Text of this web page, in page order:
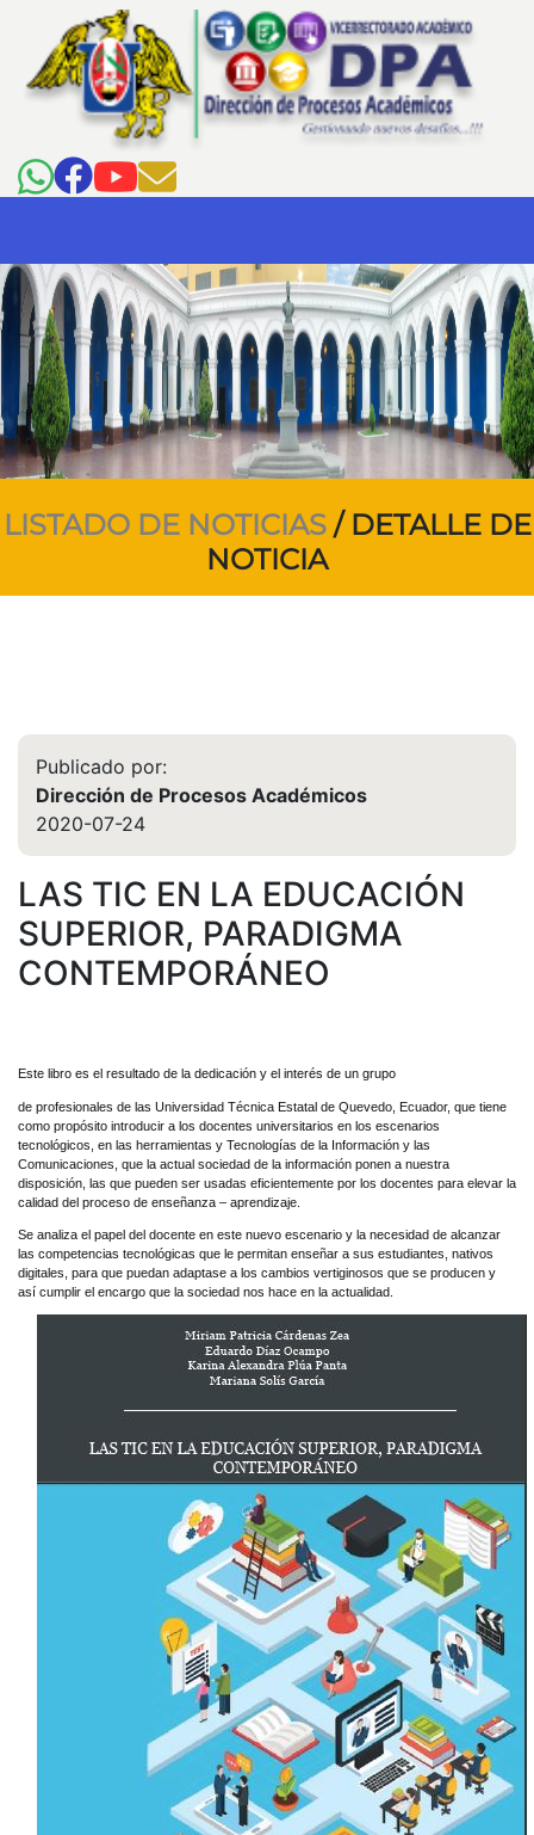
LISTADO DE NOTICIAS / DETALLE DE
NOTICIA
Publicado por:
Dirección de Procesos Académicos
2020-07-24
LAS TIC EN LA EDUCACIÓN
SUPERIOR, PARADIGMA
CONTEMPORÁNEO
Este libro es el resultado de la dedicación y el interés de un grupo
de profesionales de las Universidad Técnica Estatal de Quevedo, Ecuador, que tiene
como propósito introducir a los docentes universitarios en los escenarios
tecnológicos, en las herramientas y Tecnologías de la Información y las
Comunicaciones, que la actual sociedad de la información ponen a nuestra
disposición, las que pueden ser usadas eficientemente por los docentes para elevar la
calidad del proceso de enseñanza – aprendizaje.
Se analiza el papel del docente en este nuevo escenario y la necesidad de alcanzar
las competencias tecnológicas que le permitan enseñar a sus estudiantes, nativos
digitales, para que puedan adaptase a los cambios vertiginosos que se producen y
así cumplir el encargo que la sociedad nos hace en la actualidad.